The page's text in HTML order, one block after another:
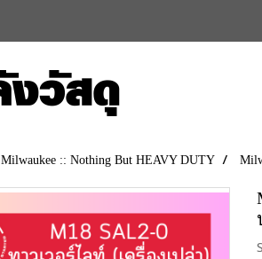
Milwaukee :: Nothing But HEAVY DUTY